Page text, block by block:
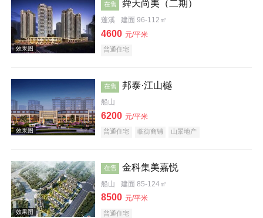
效果图
在售 舜天尚美（二期）
蓬溪 建面 96-112㎡
4600 元/平米
普通住宅
在售 邦泰·江山樾
船山
6200 元/平米
普通住宅 临街商铺 山景地产
在售 金科集美嘉悦
船山 建面 85-124㎡
8500 元/平米
普通住宅